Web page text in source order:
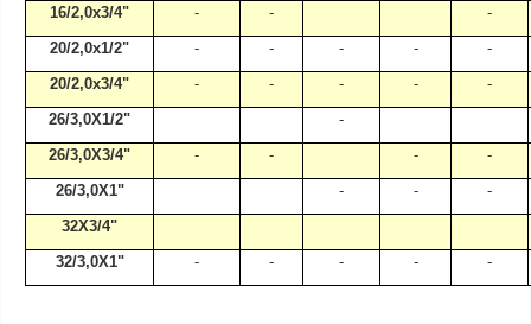
16/2,0x3/4"
- -
-
20/2,0x1/2"
- - - -
-
20/2,0x3/4"
- - - -
-
26/3,0X1/2"
-
26/3,0X3/4"
- - -
-
26/3,0X1"
- -
-
32X3/4"
32/3,0X1"
- - - - -